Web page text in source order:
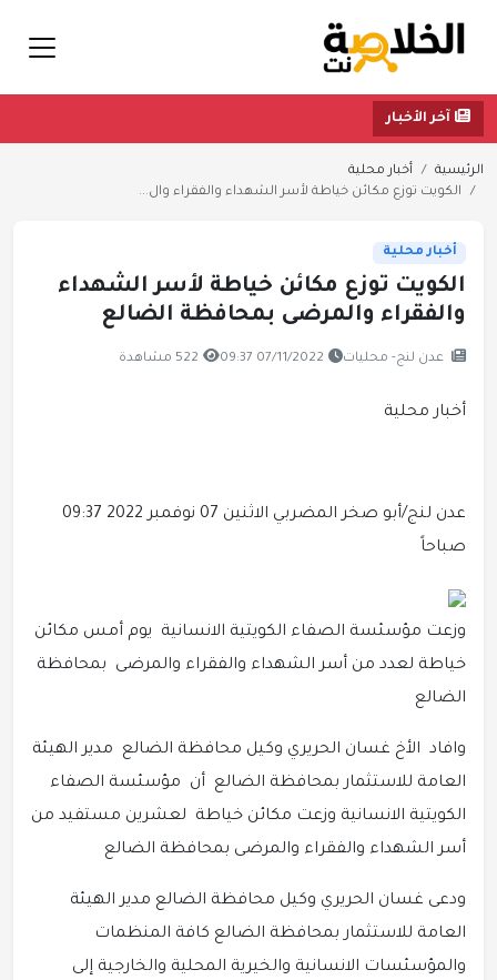
آخر الأخبار
الرئيسية
أخبار محلية
الكويت توزع مكائن خياطة لأسر الشهداء والفقراء وال...
أخبار محلية
الكويت توزع مكائن خياطة لأسر الشهداء
والفقراء والمرضى بمحافظة الضالع
عدن لنج- محليات 07/11/2022 09:37 522 مشاهدة
أخبار محلية
عدن لنج/أبو صخر المضربي
الاثنين 07 نوفمبر 2022 09:37
صباحاً
وزعت مؤسئسة الصفاء الكويتية الانسانية يوم أمس مكائن
خياطة لعدد من أسر الشهداء والفقراء والمرضى بمحافظة
الضالع
وافاد الأخ غسان الحريري وكيل محافظة الضالع مدير الهيئة
العامة للاستثمار بمحافظة الضالع أن مؤسئسة الصفاء
الكويتية الانسانية وزعت مكائن خياطة لعشرين مستفيد من
أسر الشهداء والفقراء والمرضى بمحافظة الضالع
ودعى غسان الحريري وكيل محافظة الضالع مدير الهيئة
العامة للاستثمار بمحافظة الضالع كافة المنظمات
والمؤسئسات الانسانية والخيرية المحلية والخارجية إلى